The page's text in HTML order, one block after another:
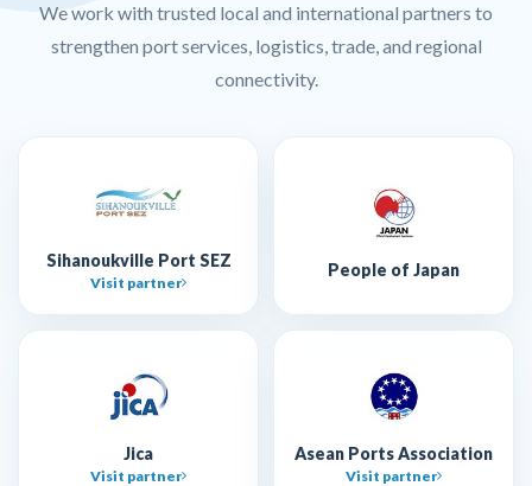
We work with trusted local and international partners to
strengthen port services, logistics, trade, and regional
connectivity.
Sihanoukville Port SEZ
Visit partner
People of Japan
Jica
Visit partner
Asean Ports Association
Visit partner